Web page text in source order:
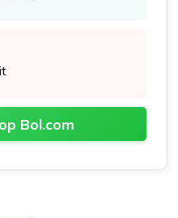
Bol.com